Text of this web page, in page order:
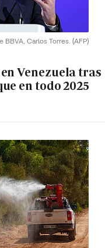
BBVA, Carlos Torres. (AFP)
Venezuela tras
en todo 2025